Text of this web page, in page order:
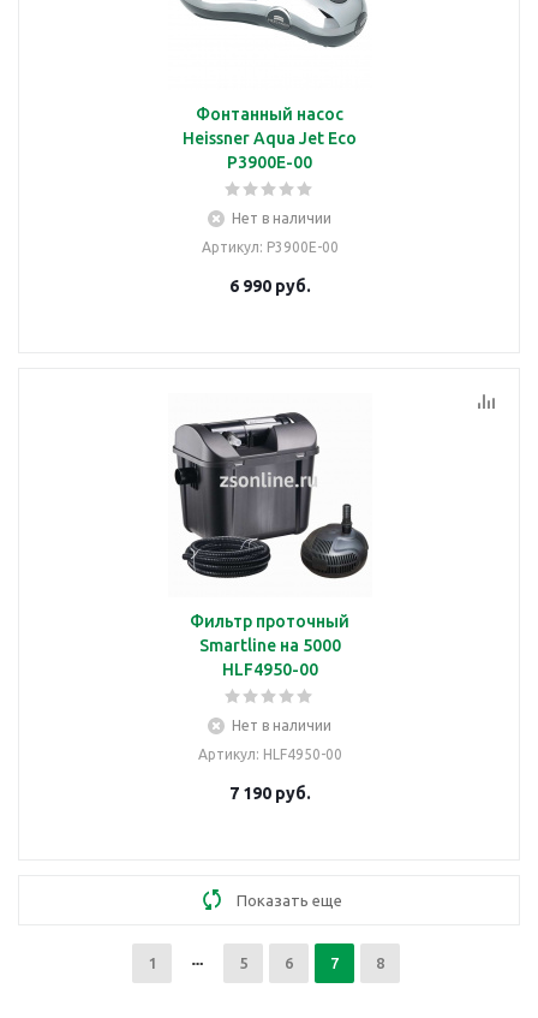
Фонтанный насос
Heissner Aqua Jet Eco
P3900E-00
Нет в наличии
Артикул: P3900E-00
6 990руб.
Фильтр проточный
Smartline на 5000
HLF4950-00
Нет в наличии
Артикул: HLF4950-00
7 190руб.
Показать еще
1 5 6 7 8